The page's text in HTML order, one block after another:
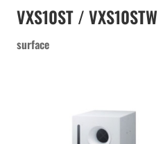
VXS10ST / VXS10STW
surface